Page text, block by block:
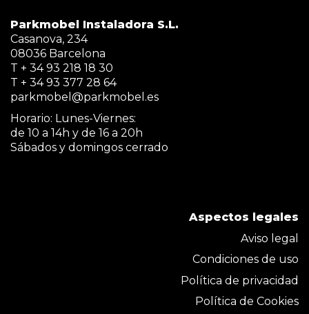
Parkmobel Instaladora S.L.
Casanova, 234
08036 Barcelona
T + 34 93 218 18 30
T + 34 93 377 28 64
parkmobel@parkmobel.es
Horario: Lunes-Viernes:
de 10 a 14h y de 16 a 20h
Sábados y domingos cerrado
Aspectos legales
Aviso legal
Condiciones de uso
Política de privacidad
Política de Cookies